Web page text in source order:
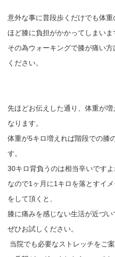
意外な事に普段歩くだけでも体重
ほど膝に負担がかかってしまいま
その為ウォーキングで膝が痛い方
ください。
先ほどお伝えした通り、体重が
なります。
体重が5キロ増えれば階段での膝
す。
30キロ背負うのは相当辛いですよ
なので1ヶ月に1キロを落とすイ
をして頂くと、
膝に痛みを感じない生活が近づ
ぜひお試しください。
当院でも必要なストレッチをご